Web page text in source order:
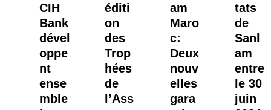
CIH
Bank
dével
oppe
nt
ense
mble
éditi
on
des
Trop
hées
de
l’Ass
am
Maro
c:
Deux
nouv
elles
gara
tats
de
Sanl
am
entre
le 30
juin